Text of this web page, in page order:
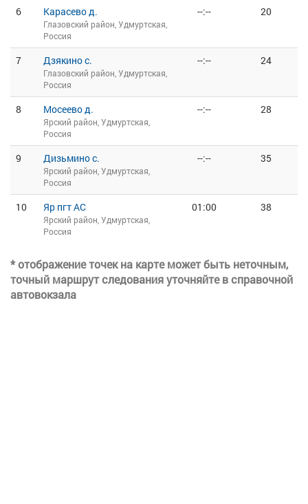
6 Карасево д.
Глазовский район, Удмуртская,
Россия
--:-- 20
7 Дзякино с.
Глазовский район, Удмуртская,
Россия
--:-- 24
8 Мосеево д.
Ярский район, Удмуртская,
Россия
--:-- 28
9 Дизьмино с.
Ярский район, Удмуртская,
Россия
--:-- 35
10 Яр пгт АС
Ярский район, Удмуртская,
Россия
01:00 38
* отображение точек на карте может быть неточным,
точный маршрут следования уточняйте в справочной
автовокзала